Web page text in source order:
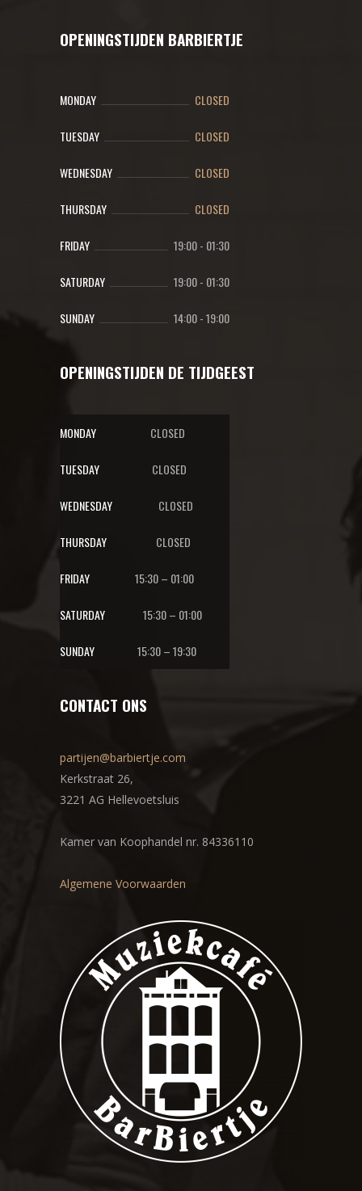
OPENINGSTIJDEN BARBIERTJE
MONDAY CLOSED
TUESDAY CLOSED
WEDNESDAY CLOSED
THURSDAY CLOSED
FRIDAY 19:00- 01:30
SATURDAY 19:00- 01:30
SUNDAY 14:00-19:00
OPENINGSTIJDEN DE TIJDGEEST
MONDAY CLOSED
TUESDAY CLOSED
WEDNESDAY CLOSED
THURSDAY CLOSED
FRIDAY 15:30 – 01:00
SATURDAY 15:30 – 01:00
SUNDAY 15:30 – 19:30
CONTACT ONS
partijen@barbiertje.com
Kerkstraat 26,
3221 AG Hellevoetsluis
Kamer van Koophandel nr. 84336110
Algemene Voorwaarden